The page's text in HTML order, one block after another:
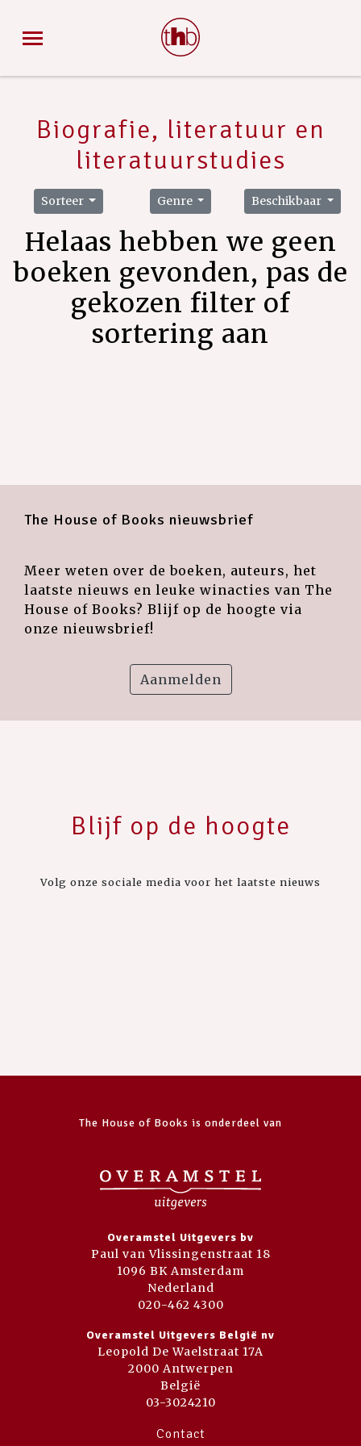
Biografie, literatuur en
literatuurstudies
Sorteer Genre Beschikbaar
Helaas hebben we geen
boeken gevonden, pas de
gekozen filter of
sortering aan
The House of Books nieuwsbrief
Meer weten over de boeken, auteurs, het
laatste nieuws en leuke winacties van The
House of Books? Blijf op de hoogte via
onze nieuwsbrief!
Aanmelden
Blijf op de hoogte
Volg onze sociale media voor het laatste nieuws
The House of Books is onderdeel van
Overamstel Uitgevers bv
Paul van Vlissingenstraat 18
1096 BK Amsterdam
Nederland
020-462 4300
Overamstel Uitgevers België nv
Leopold De Waelstraat 17A
2000 Antwerpen
België
03-3024210
Contact